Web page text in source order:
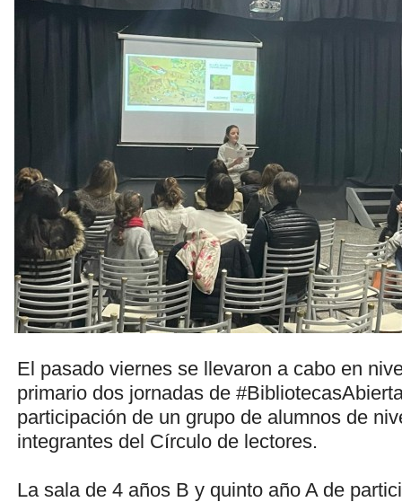
El pasado viernes se llevaron a cabo en
primario dos jornadas de
participación de un grupo de alumnos de
integrantes del Círculo de lectores.
La sala de 4 años B y quinto año A de